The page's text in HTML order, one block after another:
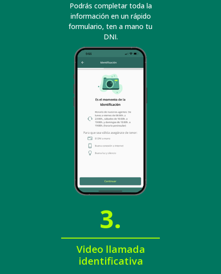
Podrás completar toda la
información en un rápido
formulario, ten a mano tu
DNI.
3.
Video llamada
identificativa